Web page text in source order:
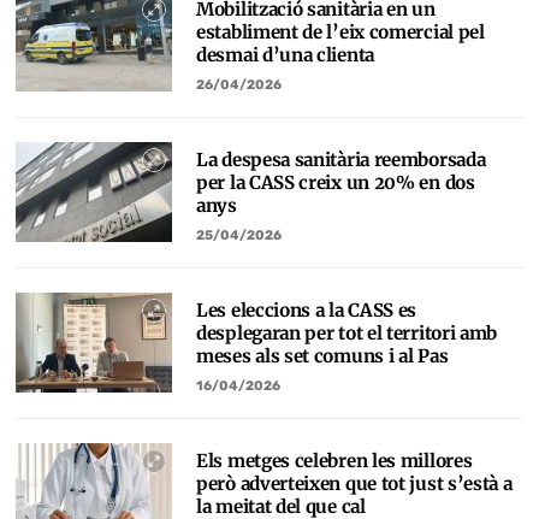
Mobilització sanitària en un
establiment de l’eix comercial pel
desmai d’una clienta
26/04/2026
La despesa sanitària reemborsada
per la CASS creix un 20% en dos
anys
25/04/2026
Les eleccions a la CASS es
desplegaran per tot el territori amb
meses als set comuns i al Pas
16/04/2026
Els metges celebren les millores
però adverteixen que tot just s’està a
la meitat del que cal